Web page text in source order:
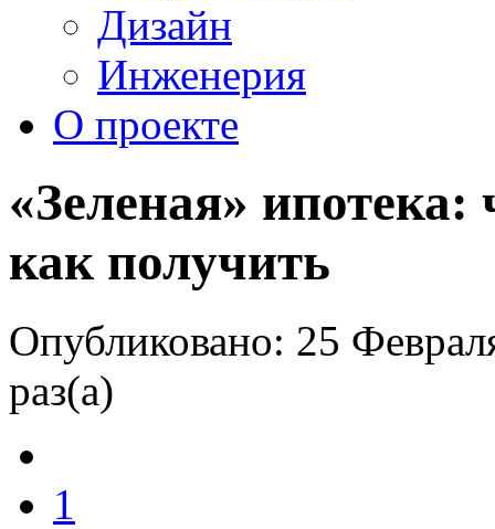
Дизайн
Инженерия
О проекте
«Зеленая» ипотека:
как получить
Опубликовано: 25
раз(а)
1